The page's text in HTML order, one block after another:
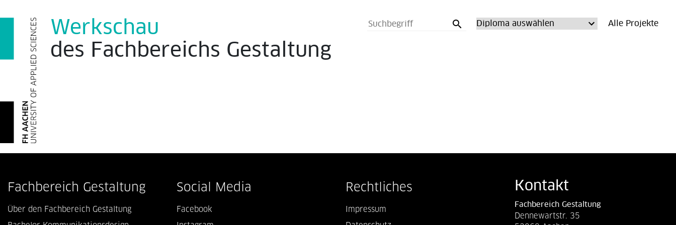
Werkschau
des Fachbereichs Gestaltung
search Alle Projekte
Fachbereich Gestaltung
Über den Fachbereich Gestaltung
Social Media
Facebook
Rechtliches
Impressum
Kontakt
Fachbereich Gestaltung
Dennewartstr. 35